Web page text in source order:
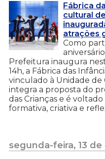
Fábrica
cultural
atrações
Como
Prefeitura inaugura
14h, a Fábrica das
vinculado à Unidade de
integra a proposta do
das Crianças e é
formativa, criativa e
segunda-feira, 13